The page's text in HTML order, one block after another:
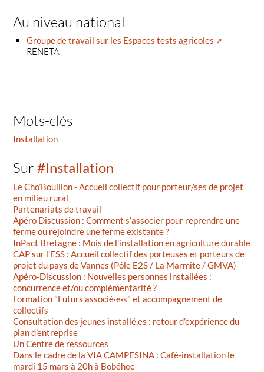
Au niveau national
Groupe de travail sur les Espaces tests agricoles
-
RENETA
Mots-clés
Installation
Sur#Installation
Le Cho’Bouillon - Accueil collectif pour porteur/ses de projet
en milieu rural
Partenariats de travail
Apéro Discussion : Comment s’associer pour reprendre une
ferme ou rejoindre une ferme existante ?
InPact Bretagne : Mois de l’installation en agriculture durable
CAP sur l’ESS : Accueil collectif des porteuses et porteurs de
projet du pays de Vannes (Pôle E2S / La Marmite / GMVA)
Apéro-Discussion : Nouvelles personnes installées :
concurrence et/ou complémentarité ?
Formation "Futurs associé·e·s" et accompagnement de
collectifs
Consultation des jeunes installé.es : retour d’expérience du
plan d’entreprise
Un Centre de ressources
Dans le cadre de la VIA CAMPESINA : Café-installation le
mardi 15 mars à 20h à Bobéhec